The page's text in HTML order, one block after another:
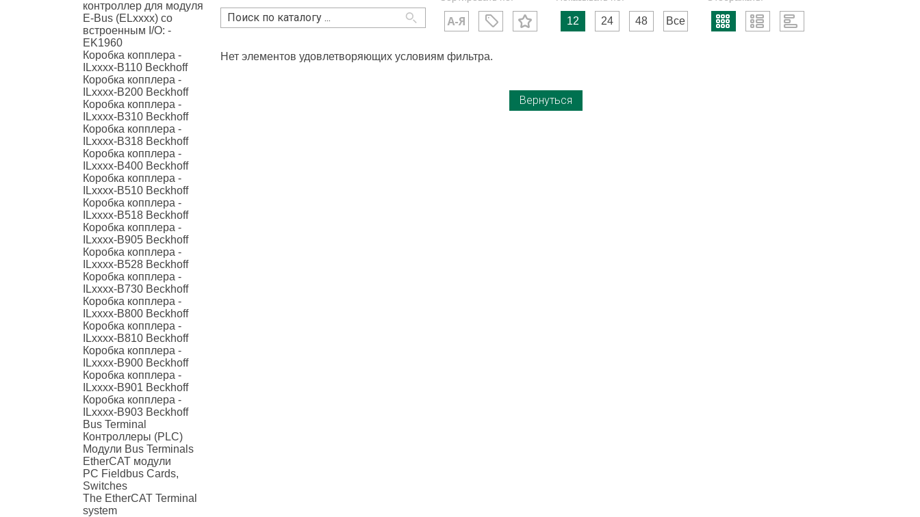
контроллер для модуля
E-Bus (ELxxxx) со
встроенным I/O: -
EK1960
Коробка копплера -
ILxxxx-B110 Beckhoff
Коробка копплера -
ILxxxx-B200 Beckhoff
Коробка копплера -
ILxxxx-B310 Beckhoff
Коробка копплера -
ILxxxx-B318 Beckhoff
Коробка копплера -
ILxxxx-B400 Beckhoff
Коробка копплера -
ILxxxx-B510 Beckhoff
Коробка копплера -
ILxxxx-B518 Beckhoff
Коробка копплера -
ILxxxx-B905 Beckhoff
Коробка копплера -
ILxxxx-B528 Beckhoff
Коробка копплера -
ILxxxx-B730 Beckhoff
Коробка копплера -
ILxxxx-B800 Beckhoff
Коробка копплера -
ILxxxx-B810 Beckhoff
Коробка копплера -
ILxxxx-B900 Beckhoff
Коробка копплера -
ILxxxx-B901 Beckhoff
Коробка копплера -
ILxxxx-B903 Beckhoff
Bus Terminal
Контроллеры (PLC)
Модули Bus Terminals
EtherCAT модули
PC Fieldbus Cards,
Switches
The EtherCAT Terminal
system
12 24 48 Все
Нет элементов удовлетворяющих условиям фильтра.
Вернуться